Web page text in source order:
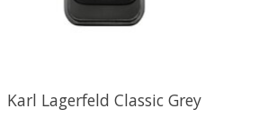
Karl Lagerfeld Classic Grey